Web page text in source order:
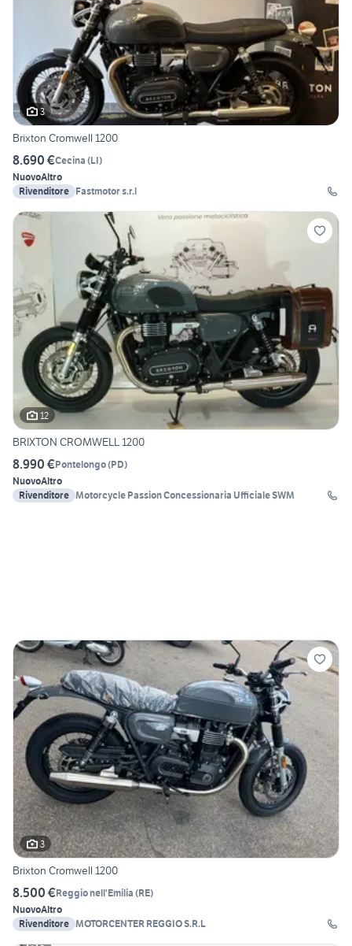
3
Brixton Cromwell 1200
8.690 €Cecina (LI)
NuovoAltro
Rivenditore Fastmotor s.r.l
12
BRIXTON CROMWELL 1200
8.990 €Pontelongo(PD)
NuovoAltro
Rivenditore Motorcycle Passion Concessionaria Ufficiale SWM
3
Brixton Cromwell 1200
8.500 €Reggio nell'Emilia (RE)
NuovoAltro
Rivenditore MOTORCENTER REGGIO S.R.L